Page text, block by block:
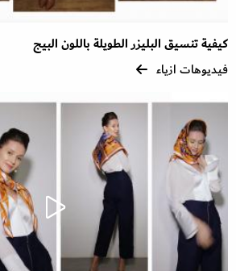
كيفية تنسيق البليزر الطويلة باللون البيج
فيديوهات ازياء